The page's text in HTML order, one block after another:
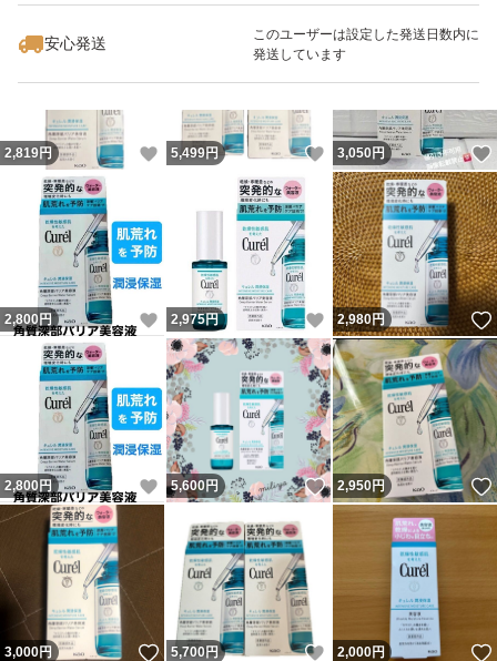
安心発送
このユーザーは設定した発送日数内に
発送しています
2,819円 いいね！
5,499円 いいね！
3,050円
2,800円 いいね！
2,975円 いいね！
2,980円
2,800円 いいね！
5,600円 いいね！
2,950円
3,000円 いいね！
5,700円 いいね！
2,000円